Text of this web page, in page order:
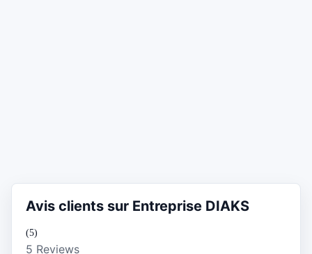
Avis clients sur Entreprise DIAKS
(5)
5 Reviews